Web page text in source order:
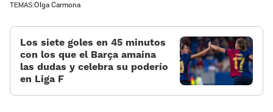
TEMAS:Olga Carmona
Los siete goles en 45 minutos
con los que el Barça amaina
las dudas y celebra su poderío
en Liga F